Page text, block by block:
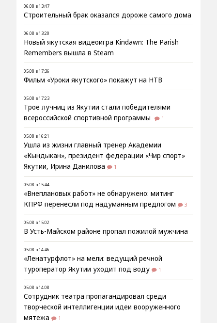
06.08 в 13:47
Строительный брак оказался дороже самого дома
06.08 в 13:20
Новый якутская видеоигра Kindawn: The Parish
Remembers вышла в Steam
05.08 в 17:36
Фильм «Уроки якутского» покажут на НТВ
05.08 в 17:23
Трое лучниц из Якутии стали победителями
всероссийской спортивной программы
1
05.08 в 16:21
Ушла из жизни главный тренер Академии
«Кындыкан», президент федерации «Чир спорт»
Якутии, Ирина Данилова
1
05.08 в 15:44
«Внеплановых работ» не обнаружено: митинг
КПРФ перенесли под надуманным предлогом
3
05.08 в 15:02
В Усть-Майском районе пропал пожилой мужчина
05.08 в 14:46
«Ленатурфлот» на мели: ведущий речной
туроператор Якутии уходит под воду
1
05.08 в 14:08
Сотрудник театра пропагандировал среди
творческой интеллигенции идеи вооруженного
мятежа
1